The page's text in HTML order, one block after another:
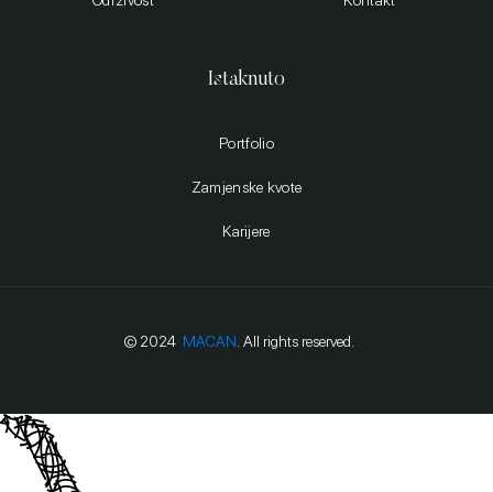
Istaknuto
Portfolio
Zamjenske kvote
Karijere
© 2024 MACAN. All rights reserved.